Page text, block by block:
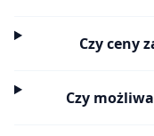
Czy ceny
Czy